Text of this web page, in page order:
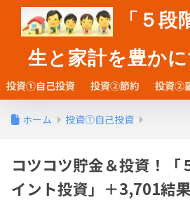
「５段
生と家計を豊か
投資①自己投資 投資②節約 投資②
ホーム 投資①自己投資
コツコツ貯金＆投資！「
イント投資」＋3,701結